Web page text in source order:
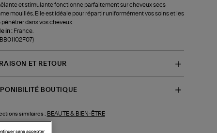
et stimulante fonctionne parfaitement sur cheveux secs
mouillés. Elle est idéale pour répartir uniformément vos soins et les
pénétrer dans vos cheveux.
in : France.
ET RETOUR
BOUTIQUE
similaires : BEAUTE & BIEN-ÊTRE
sans accepter